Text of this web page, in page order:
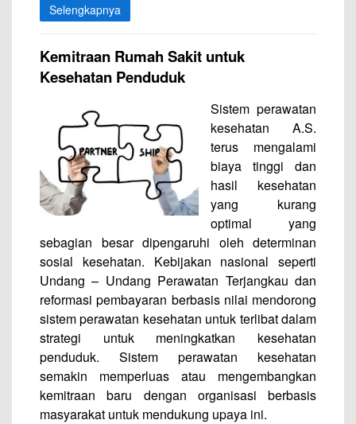
Selengkapnya
Kemitraan Rumah Sakit untuk
Kesehatan Penduduk
Sistem perawatan
kesehatan A.S.
terus mengalami
biaya tinggi dan
hasil kesehatan
yang kurang
optimal yang
sebagian besar dipengaruhi oleh determinan
sosial kesehatan. Kebijakan nasional seperti
Undang – Undang Perawatan Terjangkau dan
reformasi pembayaran berbasis nilai mendorong
sistem perawatan kesehatan untuk terlibat dalam
strategi untuk meningkatkan kesehatan
penduduk. Sistem perawatan kesehatan
semakin memperluas atau mengembangkan
kemitraan baru dengan organisasi berbasis
masyarakat untuk mendukung upaya ini.